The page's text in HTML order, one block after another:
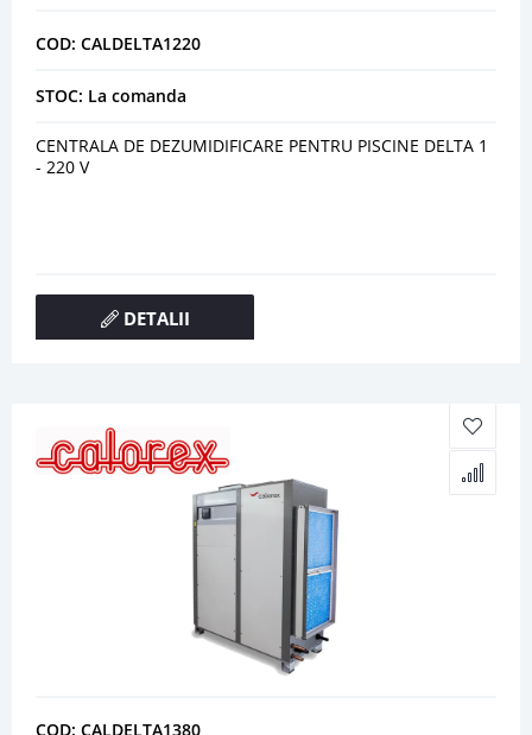
COD: CALDELTA1220
STOC: La comanda
CENTRALA DE DEZUMIDIFICARE PENTRU PISCINE DELTA 1
- 220 V
DETALII
COD: CALDELTA1380